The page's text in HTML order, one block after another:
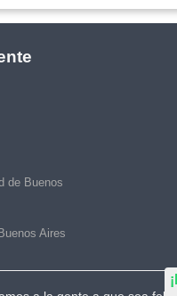
de Buenos
Aires